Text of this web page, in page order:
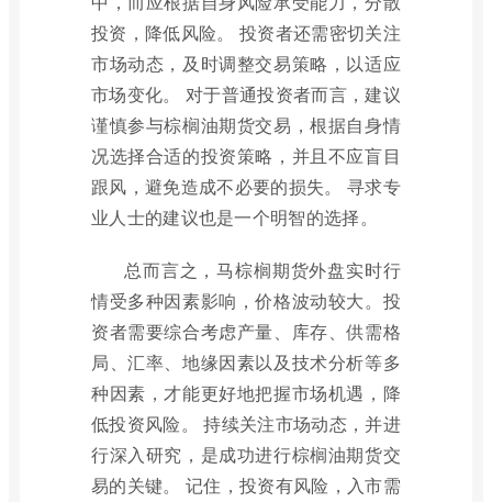
投资，降低风险。 投资者还需密切关注
市场动态，及时调整交易策略，以适应
市场变化。 对于普通投资者而言，建议
谨慎参与棕榈油期货交易，根据自身情
况选择合适的投资策略，并且不应盲目
跟风，避免造成不必要的损失。 寻求专
业人士的建议也是一个明智的选择。
总而言之，马棕榈期货外盘实时行
情受多种因素影响，价格波动较大。投
资者需要综合考虑产量、库存、供需格
局、汇率、地缘因素以及技术分析等多
种因素，才能更好地把握市场机遇，降
低投资风险。 持续关注市场动态，并进
行深入研究，是成功进行棕榈油期货交
易的关键。 记住，投资有风险，入市需